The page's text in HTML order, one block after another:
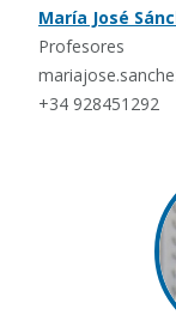
María José
Profesores
+34 928451292